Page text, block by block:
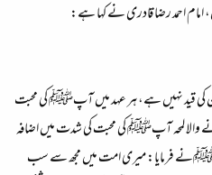
احمد رضا قادری نے کہا ہے:
قید نہیں ہے، ہر عہد میں آپﷺ کی محبت
والا لمحہ آپﷺ کی محبت کی شدت میں اضافہ
فرمایا: میری امت میں مجھ سے سب